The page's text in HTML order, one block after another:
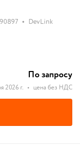
• DevLink
По запросу
2026 г. • цена без НДС